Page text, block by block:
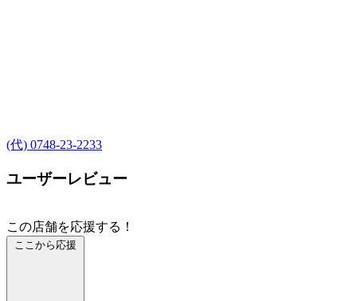
(代) 0748-23-2233
ユーザーレビュー
この店舗を応援する！
ここから応援